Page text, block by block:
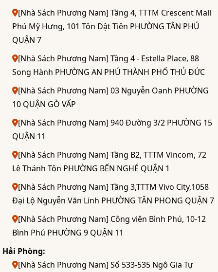
[Nhà Sách Phương Nam] Tầng 4, TTTM Crescent Mall
Phú Mỹ Hưng, 101 Tôn Dật Tiên PHƯỜNG TÂN PHÚ
QUẬN 7
[Nhà Sách Phương Nam] Tầng 4 - Estella Place, 88
Song Hành PHƯỜNG AN PHÚ THÀNH PHỐ THỦ ĐỨC
[Nhà Sách Phương Nam] 03 Nguyễn Oanh PHƯỜNG
10 QUẬN GÒ VẤP
[Nhà Sách Phương Nam] 940 Đường 3/2 PHƯỜNG 15
QUẬN 11
[Nhà Sách Phương Nam] Tầng B2, TTTM Vincom, 72
Lê Thánh Tôn PHƯỜNG BẾN NGHÉ QUẬN 1
[Nhà Sách Phương Nam] Tầng 3,TTTM Vivo City,1058
Đại Lộ Nguyễn Văn Linh PHƯỜNG TÂN PHONG QUẬN 7
[Nhà Sách Phương Nam] Công viên Bình Phú, 10-12
Bình Phú PHƯỜNG 9 QUẬN 11
Hải Phòng:
[Nhà Sách Phương Nam] Số 533-535 Ngô Gia Tự